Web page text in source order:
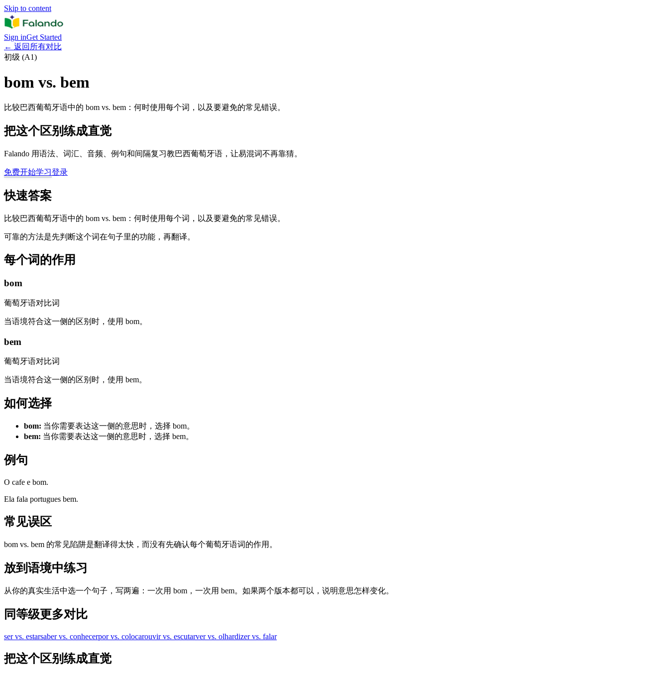
Skip to content
Sign inGet Started
← 返回所有对比
初级 (A1)
bom vs. bem
比较巴西葡萄牙语中的 bom vs. bem：何时使用每个词，以及要避免的常见错误。
把这个区别练成直觉
Falando 用语法、词汇、音频、例句和间隔复习教巴西葡萄牙语，让易混词不再靠猜。
免费开始学习登录
快速答案
比较巴西葡萄牙语中的 bom vs. bem：何时使用每个词，以及要避免的常见错误。
可靠的方法是先判断这个词在句子里的功能，再翻译。
每个词的作用
bom
葡萄牙语对比词
当语境符合这一侧的区别时，使用 bom。
bem
葡萄牙语对比词
当语境符合这一侧的区别时，使用 bem。
如何选择
bom: 当你需要表达这一侧的意思时，选择 bom。
bem: 当你需要表达这一侧的意思时，选择 bem。
例句
O cafe e bom.
Ela fala portugues bem.
常见误区
bom vs. bem 的常见陷阱是翻译得太快，而没有先确认每个葡萄牙语词的作用。
放到语境中练习
从你的真实生活中选一个句子，写两遍：一次用 bom，一次用 bem。如果两个版本都可以，说明意思怎样变化。
同等级更多对比
ser vs. estarsaber vs. conhecerpor vs. colocarouvir vs. escutarver vs. olhardizer vs. falar
把这个区别练成直觉